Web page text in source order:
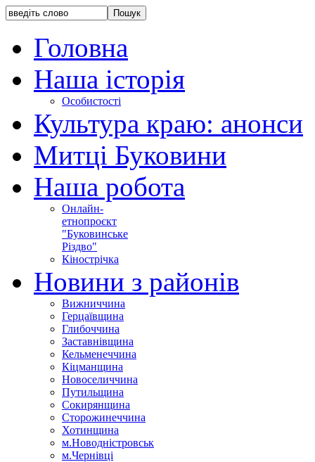
Головна
Наша історія
Особистості
Культура краю: анонси
Митці Буковини
Наша робота
Онлайн-
етнопроєкт
"Буковинське
Різдво"
Кінострічка
Новини з районів
Вижниччина
Герцаївщина
Глибоччина
Заставнівщина
Кельменеччина
Кіцманщина
Новоселиччина
Путильщина
Сокирянщина
Сторожинеччина
Хотинщина
м.Новодністровськ
м.Чернівці